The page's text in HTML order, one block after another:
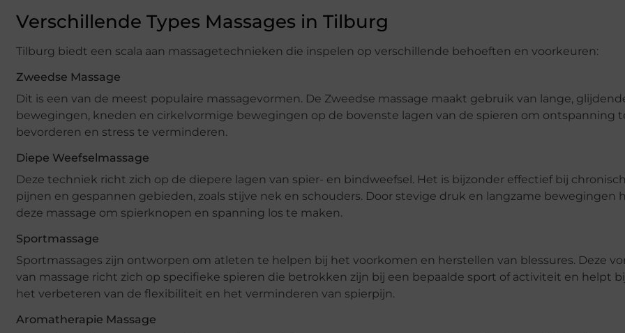
Verschillende Types Massages in Tilburg
Tilburg biedt een scala aan massagetechnieken die inspelen op verschillende behoeften en voorkeuren:
Zweedse Massage
Dit is een van de meest populaire massagevormen. De Zweedse massage maakt gebruik van lange,
bewegingen, kneden en cirkelvormige bewegingen op de bovenste lagen van de spieren om ontspanning
bevorderen en stress te verminderen.
Diepe Weefselmassage
Deze techniek richt zich op de diepere lagen van spier- en bindweefsel. Het is bijzonder effectief bij
pijnen en gespannen gebieden, zoals stijve nek en schouders. Door stevige druk en langzame bewegingen
deze massage om spierknopen en spanning los te maken.
Sportmassage
Sportmassages zijn ontworpen om atleten te helpen bij het voorkomen en herstellen van blessures. Deze
van massage richt zich op specifieke spieren die betrokken zijn bij een bepaalde sport of activiteit en helpt
het verbeteren van de flexibiliteit en het verminderen van spierpijn.
Aromatherapie Massage